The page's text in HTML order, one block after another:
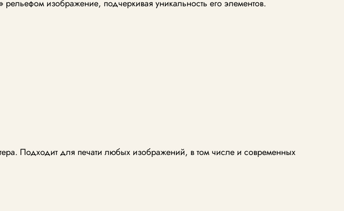
изображение, подчеркивая уникальность его элементов.
Подходит для печати любых изображений, в том числе и современных